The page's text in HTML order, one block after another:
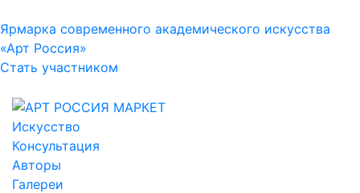
Ярмарка современного академического искусства
«Арт Россия»
Стать участником
Искусство
Консультация
Авторы
Галереи